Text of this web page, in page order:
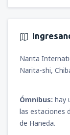
Narita
Narita-shi,
Ómnibus: hay
las estaciones
de Haneda.